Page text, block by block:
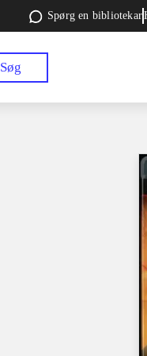
Spørg en bibliotekar
Søg